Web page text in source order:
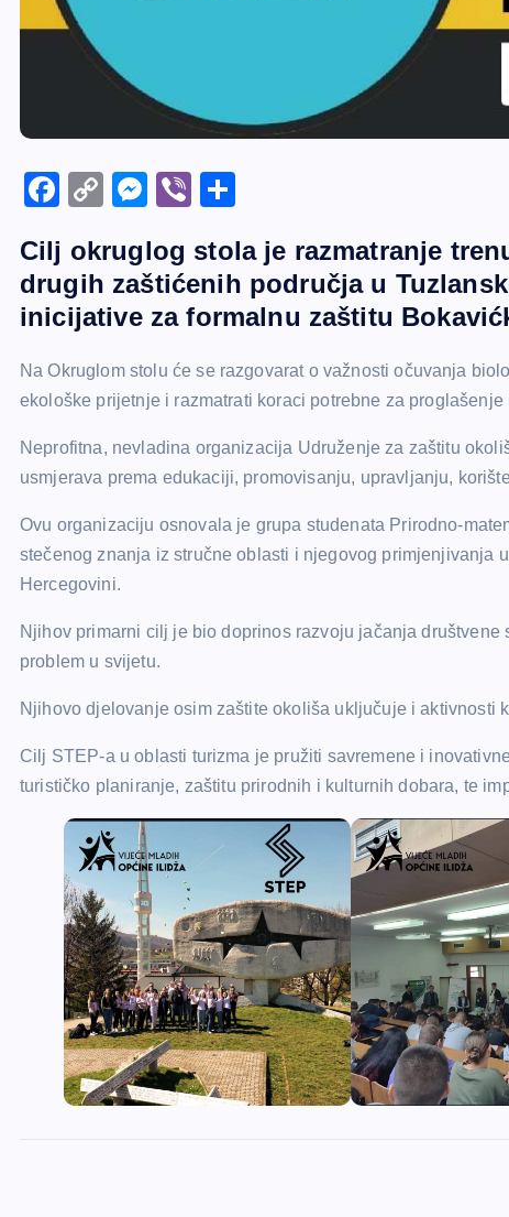
F
c
e
b
o
o
k
C
p
y
Li
n
k
M
s
s
e
n
g
er
Vi
er ar
e
Cilj okruglog stola je razmatranje
drugih zaštićenih područja u
inicijative za formalnu zaštitu
Na Okruglom stolu će se razgovarat o važnosti očuvanja
ekološke prijetnje i razmatrati koraci potrebne za
Neprofitna, nevladina organizacija Udruženje za zaštitu
usmjerava prema edukaciji, promovisanju, upravljanju,
Ovu organizaciju osnovala je grupa studenata Prirodno-
stečenog znanja iz stručne oblasti i njegovog primjenjivanja
Hercegovini.
Njihov primarni cilj je bio doprinos razvoju jačanja
problem u svijetu.
Njihovo djelovanje osim zaštite okoliša uključuje i aktivnosti
Cilj STEP-a u oblasti turizma je pružiti savremene i
turističko planiranje, zaštitu prirodnih i kulturnih dobara, te